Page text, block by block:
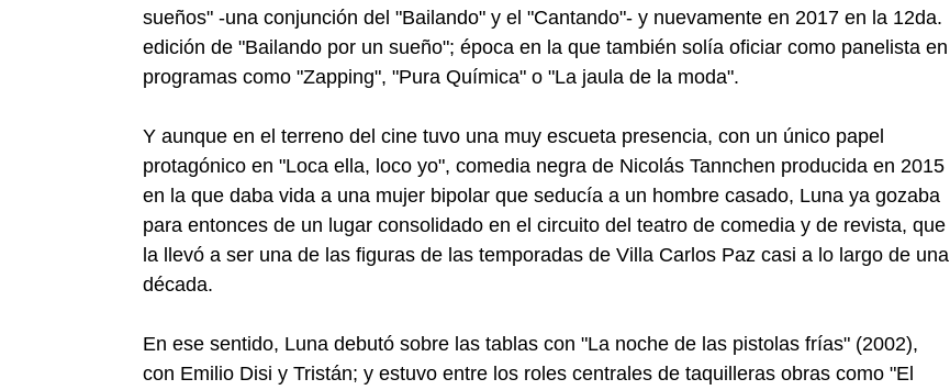
sueños" -una conjunción del "Bailando" y el "Cantando"- y nuevamente en 2017 en la 12da.
edición de "Bailando por un sueño"; época en la que también solía oficiar como panelista en
programas como "Zapping", "Pura Química" o "La jaula de la moda".
Y aunque en el terreno del cine tuvo una muy escueta presencia, con un único papel
protagónico en "Loca ella, loco yo", comedia negra de Nicolás Tannchen producida en 2015
en la que daba vida a una mujer bipolar que seducía a un hombre casado, Luna ya gozaba
para entonces de un lugar consolidado en el circuito del teatro de comedia y de revista, que
la llevó a ser una de las figuras de las temporadas de Villa Carlos Paz casi a lo largo de una
década.
En ese sentido, Luna debutó sobre las tablas con "La noche de las pistolas frías" (2002),
con Emilio Disi y Tristán; y estuvo entre los roles centrales de taquilleras obras como "El